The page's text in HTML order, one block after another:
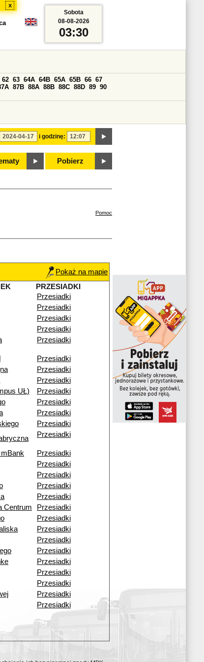
x
i godzinę:
62 63 64A 64B 65A 65B 66 67
87B 88A 88B 88C 88D 89 90
Pobierz
Sobota
08-08-2026
03:30
Pomoc
Pokaż na mapie
PRZESIADKI
Przesiadki
Przesiadki
Przesiadki
Przesiadki
Przesiadki
Przesiadki
Przesiadki
Przesiadki
UŁ)
Przesiadki
Przesiadki
Przesiadki
Przesiadki
Przesiadki
Przesiadki
Przesiadki
Przesiadki
Przesiadki
Przesiadki
Centrum
Przesiadki
Przesiadki
Przesiadki
Przesiadki
Przesiadki
Przesiadki
Przesiadki
Przesiadki
Przesiadki
Przesiadki